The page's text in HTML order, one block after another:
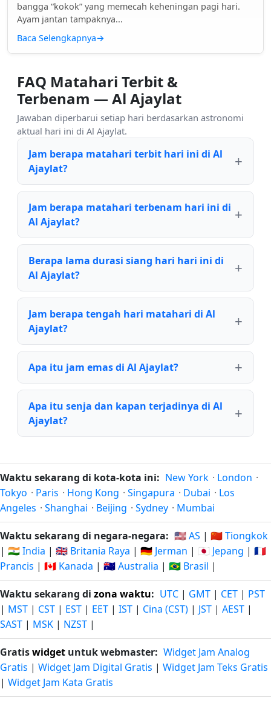
bangga “kokok” yang memecah keheningan pagi hari.
Ayam jantan tampaknya...
Baca Selengkapnya→
FAQ Matahari Terbit &
Terbenam — Al Ajaylat
Jawaban diperbarui setiap hari berdasarkan astronomi
aktual hari ini di Al Ajaylat.
Jam berapa matahari terbit hari ini di Al
Ajaylat?
Jam berapa matahari terbenam hari ini di
Al Ajaylat?
Berapa lama durasi siang hari hari ini di
Al Ajaylat?
Jam berapa tengah hari matahari di Al
Ajaylat?
Apa itu jam emas di Al Ajaylat?
Apa itu senja dan kapan terjadinya di Al
Ajaylat?
Waktu sekarang di kota-kota ini: New York · London ·
Tokyo · Paris · Hong Kong · Singapura · Dubai · Los
Angeles · Shanghai · Beijing · Sydney · Mumbai
Waktu sekarang di negara-negara: 🇺🇸 AS | 🇨🇳 Tiongkok
| 🇮🇳 India | 🇬🇧 Britania Raya | 🇩🇪 Jerman | 🇯🇵 Jepang | 🇫🇷
Prancis | 🇨🇦 Kanada | 🇦🇺 Australia | 🇧🇷 Brasil |
Waktu sekarang di zona waktu: UTC | GMT | CET | PST
| MST | CST | EST | EET | IST | Cina (CST) | JST | AEST |
SAST | MSK | NZST |
Gratiswidget untuk webmaster: Widget Jam Analog
Gratis | Widget Jam Digital Gratis | Widget Jam Teks Gratis
| Widget Jam Kata Gratis